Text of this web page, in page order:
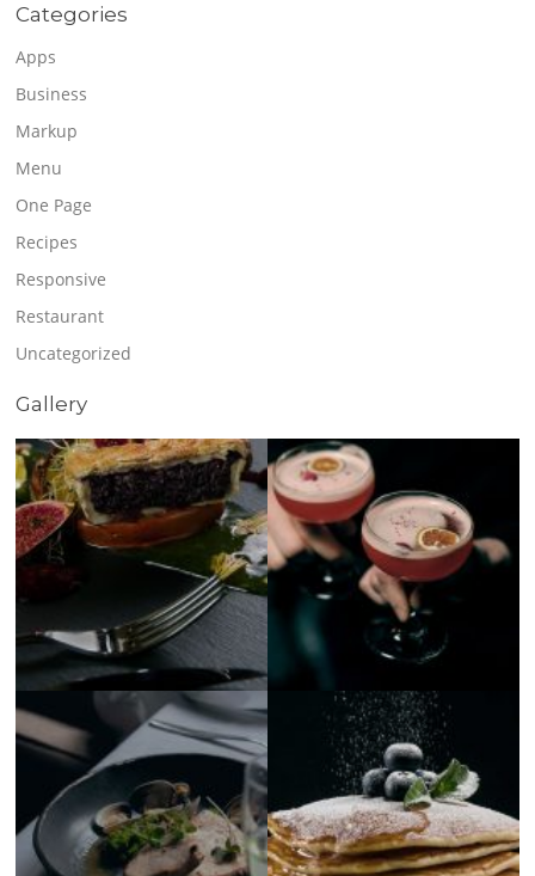
Categories
Apps
Business
Markup
Menu
One Page
Recipes
Responsive
Restaurant
Uncategorized
Gallery